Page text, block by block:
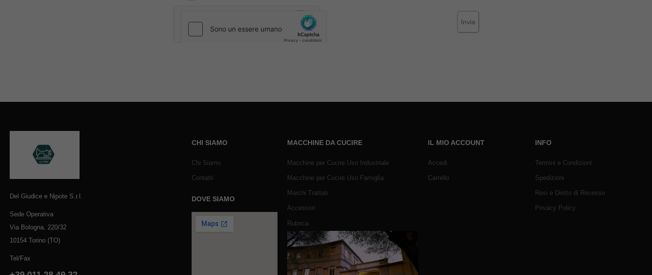
Invia
Del Giudice e Nipote S.r.l.
Sede Operativa
Via Bologna, 220/32
10154 Torino (TO)
Tel/Fax
CHI SIAMO
Chi Siamo
Contatti
DOVE SIAMO
MACCHINE DA CUCIRE
Macchine per Cucire Uso Industriale
Macchine per Cucire Uso Famiglia
Marchi Trattati
Accessori
Rubrica
IL MIO ACCOUNT
Accedi
Carrello
INFO
Termini e Condizioni
Spedizioni
Resi e Diritto di Recesso
Privacy Policy